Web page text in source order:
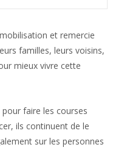
et remercie
familles, leurs voisins,
mieux vivre cette
faire les courses
ils continuent de le
sur les personnes